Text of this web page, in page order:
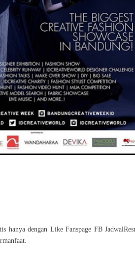
hanya dengan Like Fanspage FB